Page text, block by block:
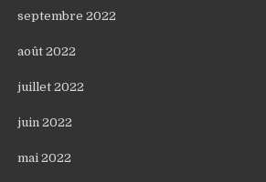
septembre 2022
août 2022
juillet 2022
juin 2022
mai 2022